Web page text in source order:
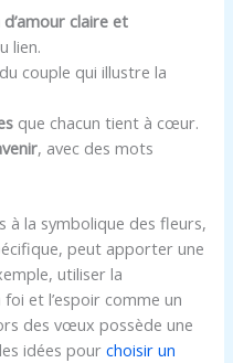
claire et
lien.
du couple qui illustre la
que chacun tient à cœur.
, avec des mots
à la symbolique des fleurs,
peut apporter une
utiliser la
et l’espoir comme un
des vœux possède une
idées pourchoisir un